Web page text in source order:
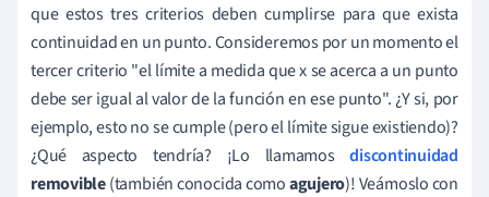
que estos tres criterios deben cumplirse para que exista
continuidad en un punto. Consideremos por un momento el
tercer criterio "el límite a medida que x se acerca a un punto
debe ser igual al valor de la función en ese punto". ¿Y si, por
ejemplo, esto no se cumple (pero el límite sigue existiendo)?
¿Qué aspecto tendría? ¡Lo llamamosdiscontinuidad
removible(también conocida comoagujero)! Veámoslo con